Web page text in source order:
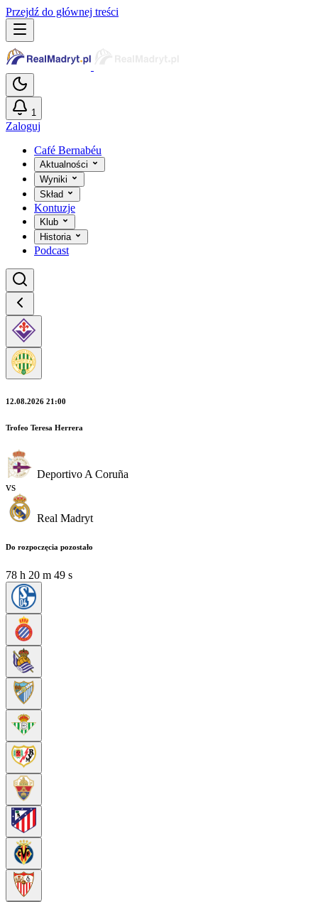
Przejdź do głównej treści
1
Zaloguj
Café Bernabéu
Aktualności
Wyniki
Skład
Kontuzje
Klub
Historia
Podcast
12.08.2026 21:00
Trofeo Teresa Herrera
Deportivo A Coruña
vs
Real Madryt
Do rozpoczęcia pozostało
78 h 20 m 47 s